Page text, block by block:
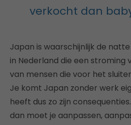
verkocht dan
Japan is waarschijnlijk de
in Nederland die een stroming
van mensen die voor het
Je komt Japan zonder werk
heeft dus zo zijn
dan moet je aanpassen,